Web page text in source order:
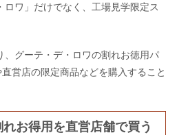
ワ」だけでなく、工場見学限定ス
、グーテ・デ・ロワの割れお徳用パ
営店の限定商品などを購入すること
お得用を直営店舗で買う